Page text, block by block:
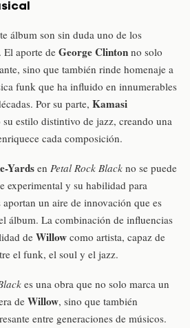
álbum son sin duda uno de los
El aporte de George Clinton no solo
sino que también rinde homenaje a
funk que ha influido en innumerables
Por su parte, Kamasi
su estilo distintivo de jazz, creando una
cada composición.
Yards en Petal Rock Black no se puede
experimental y su habilidad para
un aire de innovación que es
álbum. La combinación de influencias
de Willow como artista, capaz de
el funk, el soul y el jazz.
es una obra que no solo marca un
de Willow, sino que también
entre generaciones de músicos.